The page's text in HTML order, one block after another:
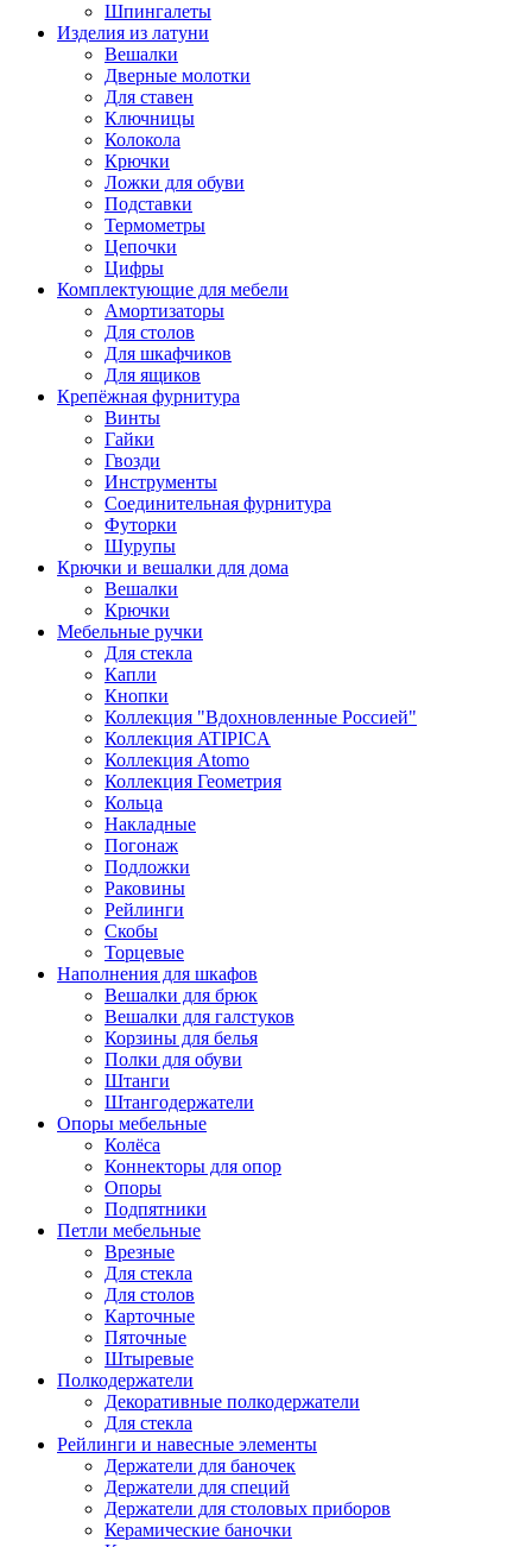
Шпингалеты
Изделия из латуни
Вешалки
Дверные молотки
Для ставен
Ключницы
Колокола
Крючки
Ложки для обуви
Подставки
Термометры
Цепочки
Цифры
Комплектующие для мебели
Амортизаторы
Для столов
Для шкафчиков
Для ящиков
Крепёжная фурнитура
Винты
Гайки
Гвозди
Инструменты
Соединительная фурнитура
Футорки
Шурупы
Крючки и вешалки для дома
Вешалки
Крючки
Мебельные ручки
Для стекла
Капли
Кнопки
Коллекция "Вдохновленные Россией"
Коллекция ATIPICA
Коллекция Atomo
Коллекция Геометрия
Кольца
Накладные
Погонаж
Подложки
Раковины
Рейлинги
Скобы
Торцевые
Наполнения для шкафов
Вешалки для брюк
Вешалки для галстуков
Корзины для белья
Полки для обуви
Штанги
Штангодержатели
Опоры мебельные
Колёса
Коннекторы для опор
Опоры
Подпятники
Петли мебельные
Врезные
Для стекла
Для столов
Карточные
Пяточные
Штыревые
Полкодержатели
Декоративные полкодержатели
Для стекла
Рейлинги и навесные элементы
Держатели для баночек
Держатели для специй
Держатели для столовых приборов
Керамические баночки